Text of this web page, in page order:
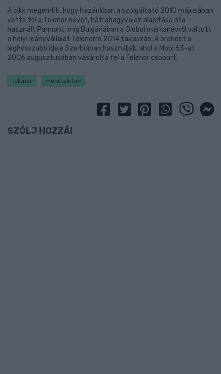
A cikk megemlíti, hogy hazánkban a szolgáltató 2010 májusában
vette fel a Telenor nevet, hátrahagyva az alapítása óta
használt Pannont, míg Bulgáriában a Globul márkanévről váltott
a helyi leányvállalat Telenorra 2014 tavaszán. A brandet a
leghosszabb ideje Szerbiában használják, ahol a Mobi 63-at
2006 augusztusában vásárolta fel a Telenor csoport.
telenor mobiltelefon
SZÓLJ HOZZÁ!